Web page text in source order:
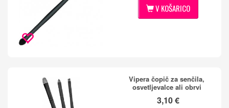
V KOŠARICO
Vipera čopič za senčila,
osvetljevalce ali obrvi
3,10 €